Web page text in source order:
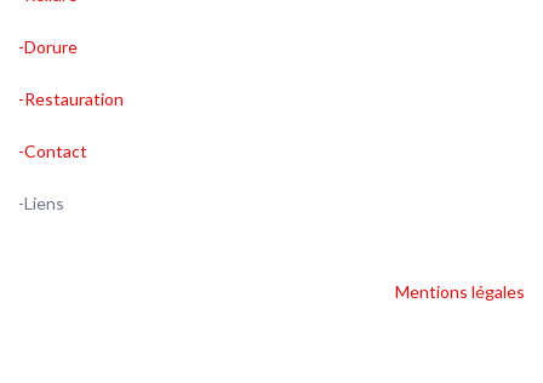
-Dorure
-Restauration
-Contact
-Liens
Mentions légales